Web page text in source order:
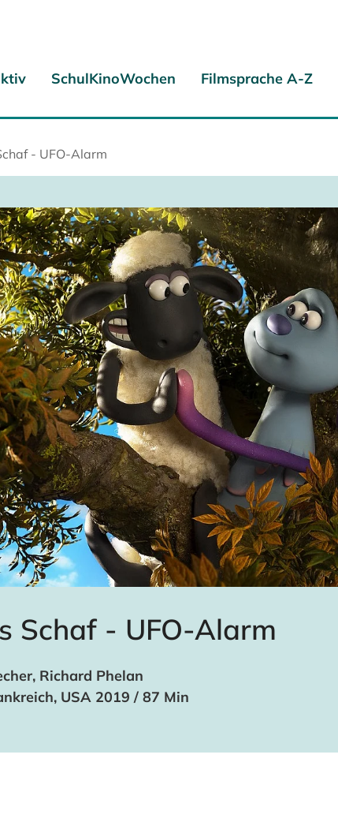
SchulKinoWochen Filmsprache A-Z
- UFO-Alarm
Schaf - UFO-Alarm
Richard Phelan
USA 2019 / 87 Min